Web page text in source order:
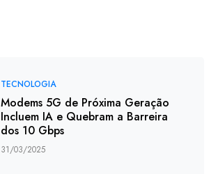
TECNOLOGIA
Modems 5G de Próxima Geração
Incluem IA e Quebram a Barreira
dos 10 Gbps
31/03/2025